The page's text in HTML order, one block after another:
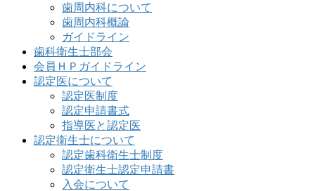
歯周内科について
歯周内科概論
ガイドライン
歯科衛生士部会
会員ＨＰガイドライン
認定医について
認定医制度
認定申請書式
指導医と認定医
認定衛生士について
認定歯科衛生士制度
認定衛生士認定申請書
入会について